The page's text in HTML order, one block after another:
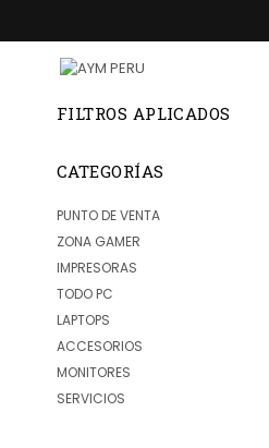
FILTROS APLICADOS
CATEGORÍAS
PUNTO DE VENTA
ZONA GAMER
IMPRESORAS
TODO PC
LAPTOPS
ACCESORIOS
MONITORES
SERVICIOS